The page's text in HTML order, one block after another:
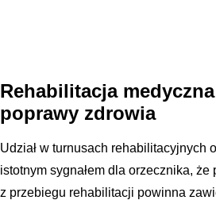
Rehabilitacja
poprawy zdrowia
Udział w turnusach rehabilitacyjnych
istotnym sygnałem dla orzecznika,
z przebiegu rehabilitacji powinna